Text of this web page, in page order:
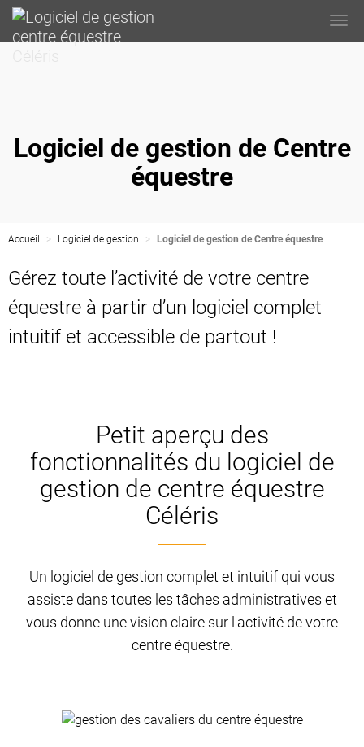
Logiciel de gestion de Centre
équestre
Accueil Logiciel de gestion Logiciel de gestion de Centre équestre
Gérez toute l’activité de votre centre
équestre à partir d’un logiciel complet
intuitif et accessible de partout !
Petit aperçu des
fonctionnalités du logiciel de
gestion de centre équestre
Céléris
Un logiciel de gestion complet et intuitif qui vous
assiste dans toutes les tâches administratives et
vous donne une vision claire sur l'activité de votre
centre équestre.